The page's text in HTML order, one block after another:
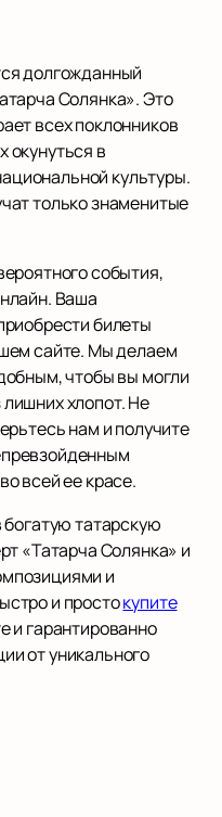
долгожданный
Солянка». Это
всех поклонников
окунуться в
культуры.
только знаменитые
события,
Ваша
билеты
сайте. Мы делаем
чтобы вы могли
хлопот. Не
нам и получите
всей ее красе.
богатую татарскую
«Татарча Солянка» и
и
и простокупите
и гарантированно
от уникального